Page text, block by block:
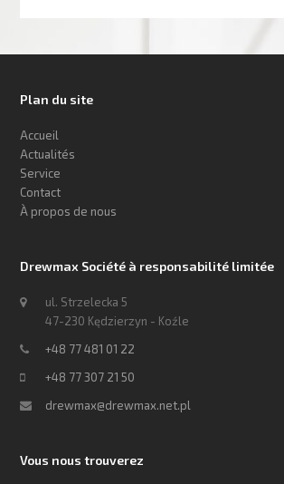
Plan du site
Accueil
Actualités
Service
Contact
À propos de nous
Drewmax Société à responsabilité limitée
ul. Strzelecka 5
47-230 Kędzierzyn - Koźle
+48 77 481 01 22
+48 77 307 21 50
drewmax@drewmax.net.pl
Vous nous trouverez